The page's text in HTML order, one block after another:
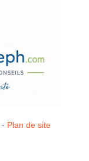
- Plan de site